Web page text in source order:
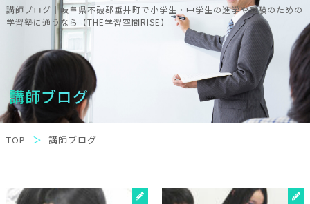
講師ブログ｜岐阜県不破郡垂井町で小学生・中学生の進学や受験のための
学習塾に通うなら【THE学習空間RISE】
講師ブログ
TOP 講師ブログ